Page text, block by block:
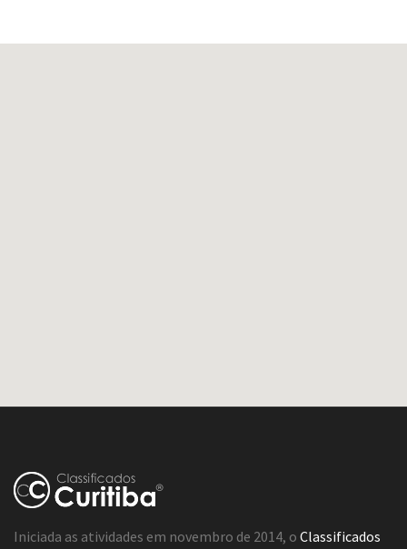
Iniciada as atividades em novembro de 2014, o Classificados